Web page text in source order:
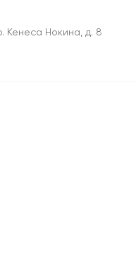
Кенеса Нокина, д. 8